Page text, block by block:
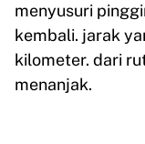
menyusuri
kembali. jarak
kilometer. dari
menanjak.